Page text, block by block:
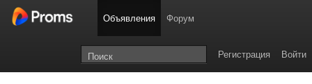
Объявления Форум
Войти
Регистрация